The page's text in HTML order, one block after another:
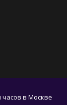
часов в Москве